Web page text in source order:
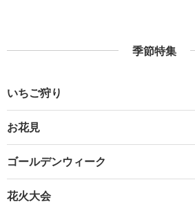
季節特集
いちご狩り
お花見
ゴールデンウィーク
花火大会